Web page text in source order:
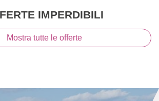
IMPERDIBILI
Mostra tutte le offerte